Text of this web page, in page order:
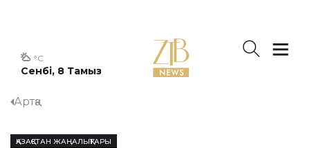
Сенбі, 8 Тамыз
°C
Артқа
ҚАЗАҚСТАН ЖАҢАЛЫҚТАРЫ